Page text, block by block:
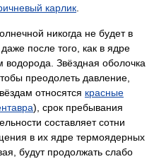
карлик.
никогда не будет в
после того, как в ядре
водорода. Звёздная оболочка
преодолеть давление,
относятся красные
), срок пребывания
составляет сотни
в их ядре термоядерных
будут продолжать слабо